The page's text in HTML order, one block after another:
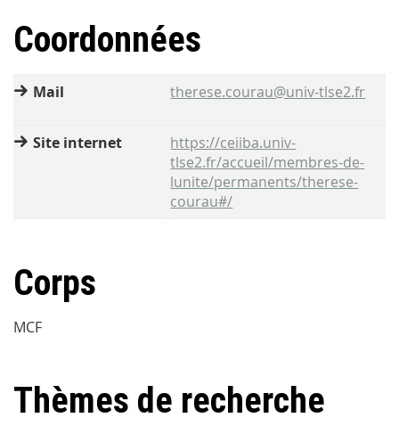
Coordonnées
Mail therese.courau@univ-tlse2.fr
Site internet
https://ceiiba.univ-
tlse2.fr/accueil/membres-de-
lunite/permanents/therese-
courau#/
Corps
MCF
Thèmes de recherche